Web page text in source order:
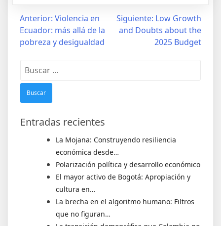
Anterior: Violencia en
Ecuador: más allá de la
pobreza y desigualdad
Siguiente: Low Growth
and Doubts about the
2025 Budget
Entradas recientes
La Mojana: Construyendo resiliencia
económica desde…
Polarización política y desarrollo económico
El mayor activo de Bogotá: Apropiación y
cultura en…
La brecha en el algoritmo humano: Filtros
que no figuran…